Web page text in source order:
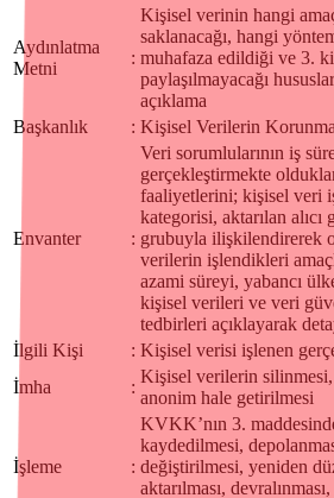
Aydınlatma
Metni
:
Kişisel verinin hangi
saklanacağı, hangi
muhafaza edildiği ve 3.
paylaşılmayacağı
açıklama
Başkanlık
: Kişisel Verilerin
Envanter :
Veri sorumlularının iş
gerçekleştirmekte
faaliyetlerini; kişisel veri
kategorisi, aktarılan
grubuyla ilişkilendirerek
verilerin işlendikleri
azami süreyi, yabancı
kişisel verileri ve veri
tedbirleri açıklayarak
İlgili Kişi
: Kişisel verisi işlenen
İmha
:
Kişisel verilerin
anonim hale getirilmesi
İşleme :
KVKK’nın 3.
kaydedilmesi,
değiştirilmesi, yeniden
aktarılması,